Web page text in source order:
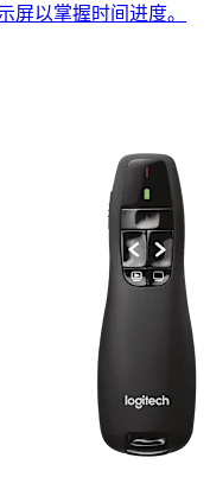
屏以掌握时间进度。